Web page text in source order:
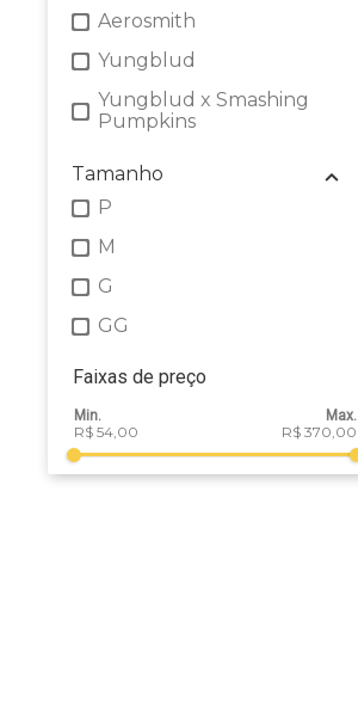
Aerosmith
Yungblud
Yungblud x Smashing
Pumpkins
Tamanho
P
M
G
GG
Faixas de preço
R$ 54,00 R$ 370,00